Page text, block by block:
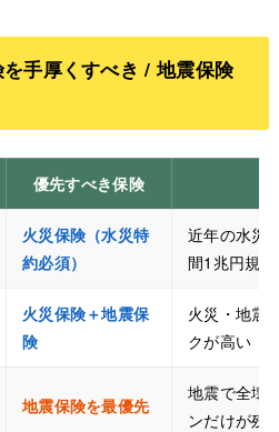
手厚くすべき / 地震保険
優先すべき保険
火災保険（水災特
約必須）
近年の水災
間1兆円規模
火災保険＋地震保
険
火災・地震
クが高い
地震保険を最優先
地震で全壊
ンだけが残